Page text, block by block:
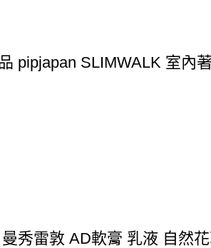
pipjapan SLIMWALK 室
曼秀雷敦 AD軟膏 乳液 自然